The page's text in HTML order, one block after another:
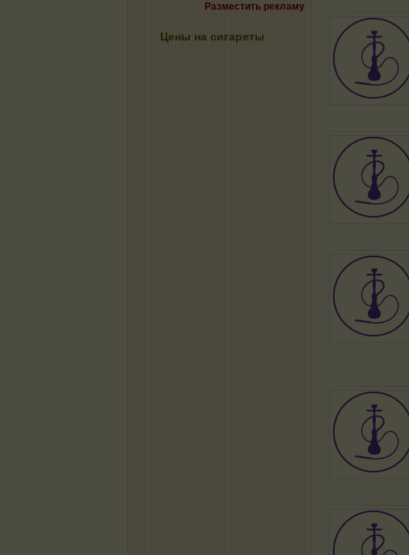
Разместить рекламу
Цены на сигареты